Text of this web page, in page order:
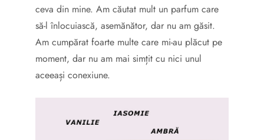
ceva din mine. Am căutat mult un parfum care
să-l înlocuiască, asemănător, dar nu am găsit.
Am cumpărat foarte multe care mi-au plăcut pe
moment, dar nu am mai simțit cu nici unul
aceeași conexiune.